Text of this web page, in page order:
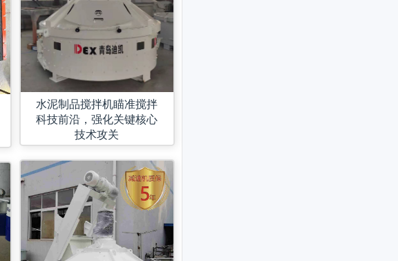
水泥制品搅拌机瞄准搅拌
科技前沿，强化关键核心
技术攻关